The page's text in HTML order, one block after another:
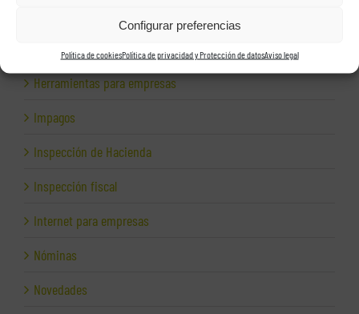
Configurar preferencias
Política de cookiesPolítica de privacidad y Protección de datosAviso legal
Herencias
Herramientas para empresas
Impagos
Inspección de Hacienda
Inspección fiscal
Internet para empresas
Nóminas
Novedades